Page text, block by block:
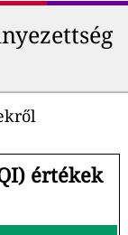
értékek